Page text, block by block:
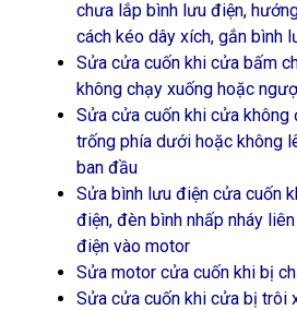
chưa lắp bình lưu điện,
cách kéo dây xích, gắn bình
Sửa cửa cuốn khi cửa bấm
không chạy xuống hoặc
Sửa cửa cuốn khi cửa không
trống phía dưới hoặc không
ban đầu
Sửa bình lưu điện cửa cuốn
điện, đèn bình nhấp nháy
điện vào motor
Sửa motor cửa cuốn khi bị
Sửa cửa cuốn khi cửa bị trôi